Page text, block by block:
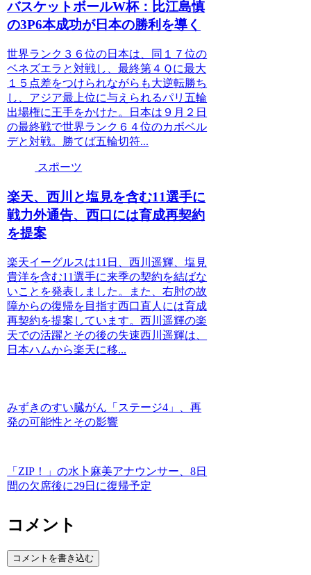
バスケットボールW杯：比江島慎
の3P6本成功が日本の勝利を導く
世界ランク３６位の日本は、同１７位の
ベネズエラと対戦し、最終第４Ｑに最大
１５点差をつけられながらも大逆転勝ち
し、アジア最上位に与えられるパリ五輪
出場権に王手をかけた。日本は９月２日
の最終戦で世界ランク６４位のカボベル
デと対戦。勝てば五輪切符...
スポーツ
楽天、西川と塩見を含む11選手に
戦力外通告、西口には育成再契約
を提案
楽天イーグルスは11日、西川遥輝、塩見
貴洋を含む11選手に来季の契約を結ばな
いことを発表しました。また、右肘の故
障からの復帰を目指す西口直人には育成
再契約を提案しています。西川遥輝の楽
天での活躍とその後の失速西川遥輝は、
日本ハムから楽天に移...
みずきのすい臓がん「ステージ4」、再
発の可能性とその影響
「ZIP！」の水卜麻美アナウンサー、8日
間の欠席後に29日に復帰予定
コメント
コメントを書き込む